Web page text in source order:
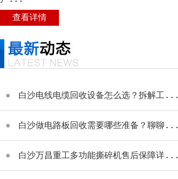
查看详情
白沙电线电缆回收设备怎么选？拆解工...
白沙做电路板回收需要哪些准备？聊聊...
白沙万昌重工多功能撕碎机售后保障详...